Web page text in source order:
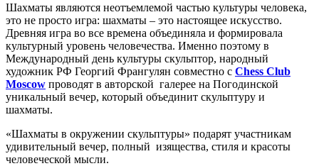
Шахматы являются неотъемлемой частью культуры человека,
это не просто игра: шахматы – это настоящее искусство.
Древняя игра во все времена объединяла и формировала
культурный уровень человечества. Именно поэтому в
Международный день культуры скульптор, народный
художник РФ Георгий Франгулян совместно с Chess Сlub
Moscow проводят в авторской галерее на Погодинской
уникальный вечер, который объединит скульптуру и
шахматы.
«Шахматы в окружении скульптуры» подарят участникам
удивительный вечер, полный изящества, стиля и красоты
человеческой мысли.